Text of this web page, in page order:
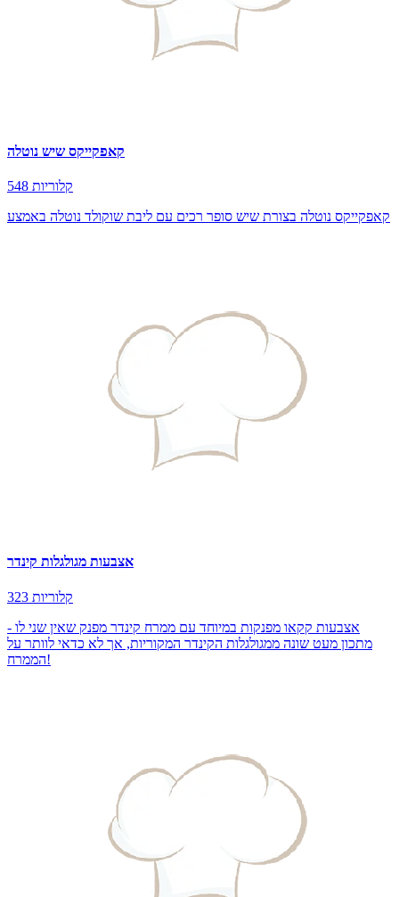
קאפקייקס שיש נוטלה
548 קלוריות
קאפקייקס נוטלה בצורת שיש סופר רכים עם ליבת שוקולד נוטלה באמצע
אצבעות מגולגלות קינדר
323 קלוריות
אצבעות קקאו מפנקות במיוחד עם ממרח קינדר מפנק שאין שני לו -
מתכון מעט שונה ממגולגלות הקינדר המקוריות, אך לא כדאי לוותר על
הממרח!